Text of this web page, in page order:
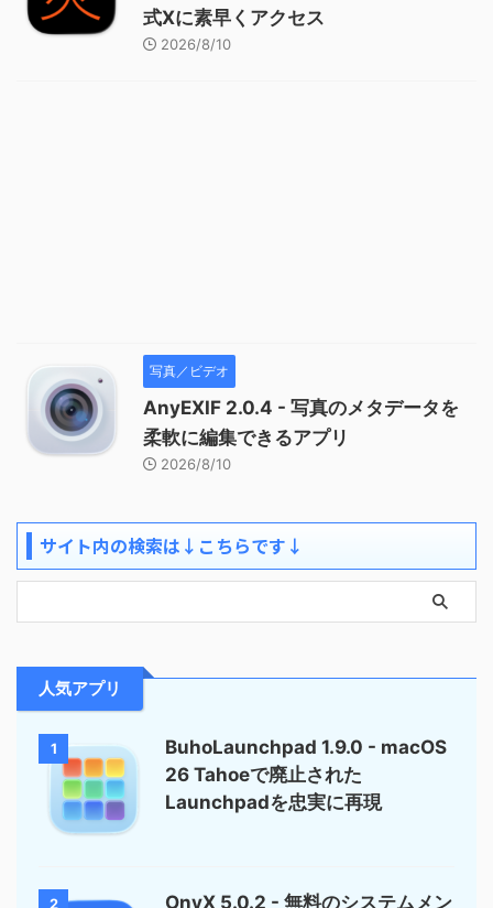
式Xに素早くアクセス
2026/8/10
写真／ビデオ
AnyEXIF 2.0.4 - 写真のメタデータを
柔軟に編集できるアプリ
2026/8/10
サイト内の検索は↓こちらです↓
人気アプリ
1
BuhoLaunchpad 1.9.0 - macOS
26 Tahoeで廃止された
Launchpadを忠実に再現
2
OnyX 5.0.2 - 無料のシステムメン